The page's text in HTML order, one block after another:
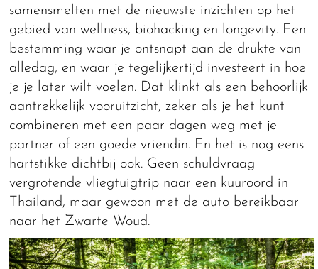
samensmelten met de nieuwste inzichten op het
gebied van wellness, biohacking en longevity. Een
bestemming waar je ontsnapt aan de drukte van
alledag, en waar je tegelijkertijd investeert in hoe
je je later wilt voelen. Dat klinkt als een behoorlijk
aantrekkelijk vooruitzicht, zeker als je het kunt
combineren met een paar dagen weg met je
partner of een goede vriendin. En het is nog eens
hartstikke dichtbij ook. Geen schuldvraag
vergrotende vliegtuigtrip naar een kuuroord in
Thailand, maar gewoon met de auto bereikbaar
naar het Zwarte Woud.